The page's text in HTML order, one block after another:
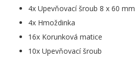
4x Upevňovací šroub 8 x 60 mm
4x Hmoždinka
16x Korunková matice
10x Upevňovací šroub